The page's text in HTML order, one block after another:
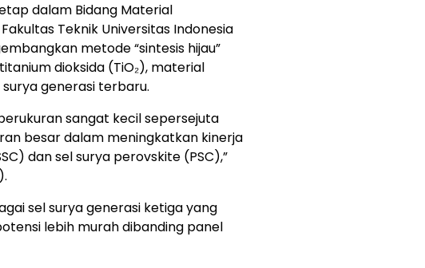
dalam Bidang Material
Teknik Universitas Indonesia
metode “sintesis hijau”
dioksida (TiO₂), material
generasi terbaru.
sangat kecil sepersejuta
besar dalam meningkatkan kinerja
dan sel surya perovskite (PSC),”
sel surya generasi ketiga yang
lebih murah dibanding panel